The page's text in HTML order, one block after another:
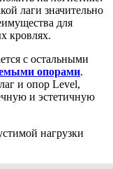
лаги значительно
для
кровлях.
с остальными
опорами.
и опор Level,
и эстетичную
нагрузки